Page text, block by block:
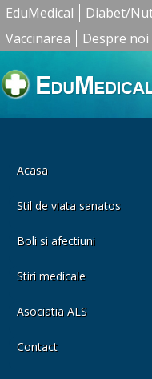
EduMedical Diabet/
Vaccinarea
Despre noi
Acasa
Stil de viata sanatos
Boli si afectiuni
Stiri medicale
Asociatia ALS
Contact